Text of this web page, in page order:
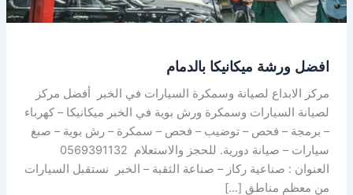
افضل ورشة ميكانيكا بالدمام
مركز الابداع لصيانة وسمكرة السيارات في الخبر أفضل مركز
لصيانة السيارات وسمكرة ورش بوية في الخبر ميكانيكا – كهرباء
– برمجة – فحص – توضيب – فحص – سمكرة – رش بوية – صبغ
سيارات – صيانة دورية. للحجز والاستعلام 0569391132
العنوان : صناعية ركاز – صناعة الثقبة – الخبر نستقبل السيارات
من معظم مناطق […]